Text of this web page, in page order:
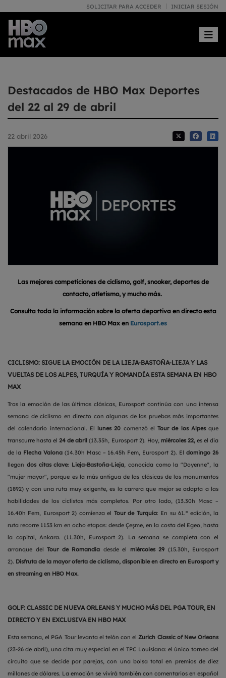
SOLICITAR PARA ACCEDER INICIAR SESIÓN
Destacados de HBO Max Deportes
del 22 al 29 de abril
22 abril 2026
Las mejores competiciones de ciclismo, golf, snooker, deportes de
contacto, atletismo, y mucho más.
Consulta toda la información sobre la oferta deportiva en directo esta
semana en HBO Max en Eurosport.es
CICLISMO: SIGUE LA EMOCIÓN DE LA LIEJA-BASTOÑA-LIEJA Y LAS
VUELTAS DE LOS ALPES, TURQUÍA Y ROMANDÍA ESTA SEMANA EN HBO
MAX
Tras la emoción de las últimas clásicas, Eurosport continúa con una intensa
semana de ciclismo en directo con algunas de las pruebas más importantes
del calendario internacional. El lunes 20 comenzó el Tour de los Alpes que
transcurre hasta el 24 de abril(13.35h, Eurosport 2). Hoy, miércoles 22,es el dia
de la Flecha Valona(14.30h Masc – 16.45h Fem, Eurosport 2). Eldomingo 26
llegan dos citas clave: Lieja-Bastoña-Lieja, conocida como la "Doyenne", la
"mujer mayor", porque es la más antigua de las clásicas de los monumentos
(1892) y con una ruta muy exigente, es la carrera que mejor se adapta a las
habilidades de los ciclistas más completos. Por otro lado, (13.30h Masc –
16.40h Fem, Eurosport 2) comienza el Tour de Turquía: En su 61.ª edición, la
ruta recorre 1153 km en ocho etapas: desde Çeşme, en la costa del Egeo, hasta
la capital, Ankara. (11.30h, Eurosport 2). La semana se completa con el
arranque del Tour de Romandía desde el miércoles 29 (15.30h, Eurosport
2). Disfruta de la mayor oferta de ciclismo, disponible en directo en Eurosport y
en streaming en HBO Max.
GOLF: CLASSIC DE NUEVA ORLEANS Y MUCHO MÁS DEL PGA TOUR, EN
DIRECTO Y EN EXCLUSIVA EN HBO MAX
Esta semana, el PGA Tour levanta el telón con elZurich Classic of New Orleans
(23-26 de abril), una cita muy especial en el TPC Louisiana: el único torneo del
circuito que se decide por parejas, con una bolsa total en premios de diez
millones de dólares. La emoción se vivirá también con comentarios en español